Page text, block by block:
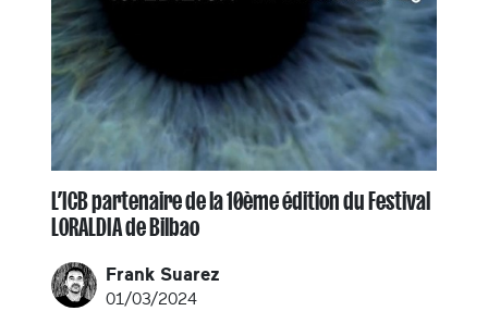
L’ICB partenaire de la 10ème édition du Festival
LORALDIA de Bilbao
Frank Suarez
01/03/2024